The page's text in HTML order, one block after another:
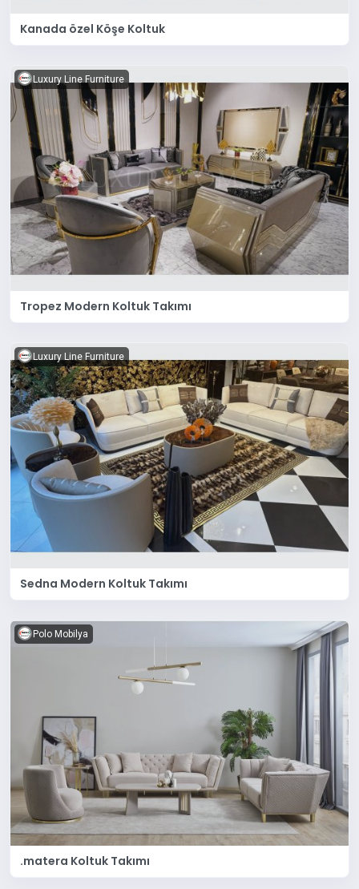
Kanada özel Köşe Koltuk
Luxury Line Furniture
Tropez Modern Koltuk Takımı
Luxury Line Furniture
Sedna Modern Koltuk Takımı
Polo Mobilya
.matera Koltuk Takımı